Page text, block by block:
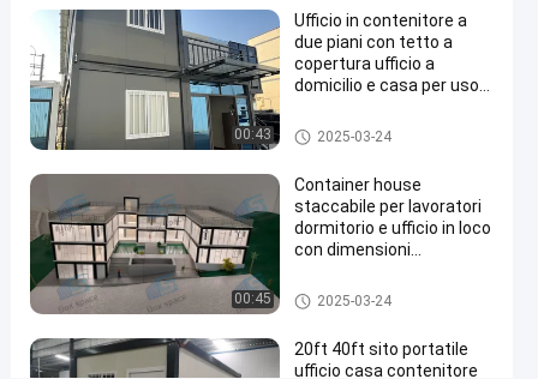
prova
di
uragano
Casa
staccabile
del
contenitore
07-12
1868
opinioni
ora
Condividi
#
Case
mobili in
contenitori
00:43
Ufficio in contenitore a
due piani con tetto a
copertura ufficio a
domicilio e casa per uso
Casa staccabile del contenitor
e
2025-03-24
00:45
Container house
staccabile per lavoratori
dormitorio e ufficio in loco
con dimensioni
facile installazione
Casa staccabile del contenitor
e
2025-03-24
20ft 40ft sito portatile
ufficio casa contenitore